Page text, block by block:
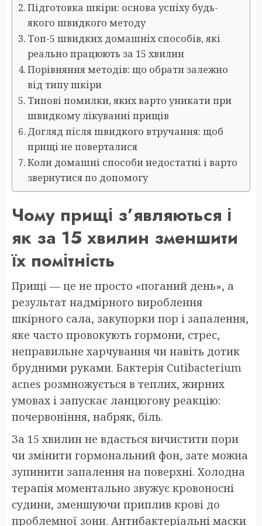
Підготовка шкіри: основа успіху будь-
якого швидкого методу
Топ-5 швидких домашніх способів, які
реально працюють за 15 хвилин
Порівняння методів: що обрати залежно
від типу шкіри
Типові помилки, яких варто уникати при
швидкому лікуванні прищів
Догляд після швидкого втручання: щоб
прищі не поверталися
Коли домашні способи недостатні і варто
звернутися по допомогу
Чому прищі з’являються і
як за 15 хвилин зменшити
їх помітність
Прищі — це не просто «поганий день», а
результат надмірного вироблення
шкірного сала, закупорки пор і запалення,
яке часто провокують гормони, стрес,
неправильне харчування чи навіть дотик
брудними руками. Бактерія Cutibacterium
acnes розмножується в теплих, жирних
умовах і запускає ланцюгову реакцію:
почервоніння, набряк, біль.
За 15 хвилин не вдасться вичистити пори
чи змінити гормональний фон, зате можна
зупинити запалення на поверхні. Холодна
терапія моментально звужує кровоносні
судини, зменшуючи приплив крові до
проблемної зони. Антибактеріальні маски